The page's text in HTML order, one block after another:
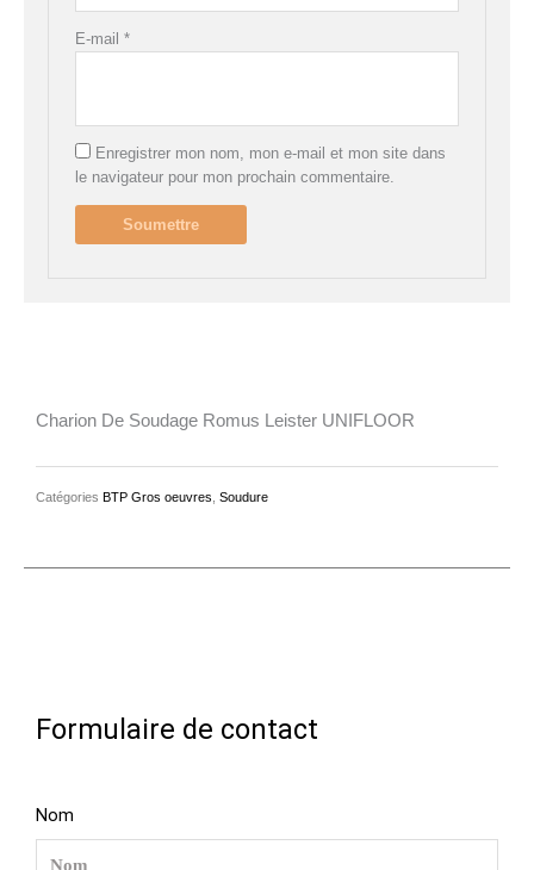
Formulaire de contact
Nom
E-mail *
Enregistrer mon nom, mon e-mail et mon site dans
le navigateur pour mon prochain commentaire.
Charion De Soudage Romus Leister UNIFLOOR
Catégories BTP Gros oeuvres Soudure